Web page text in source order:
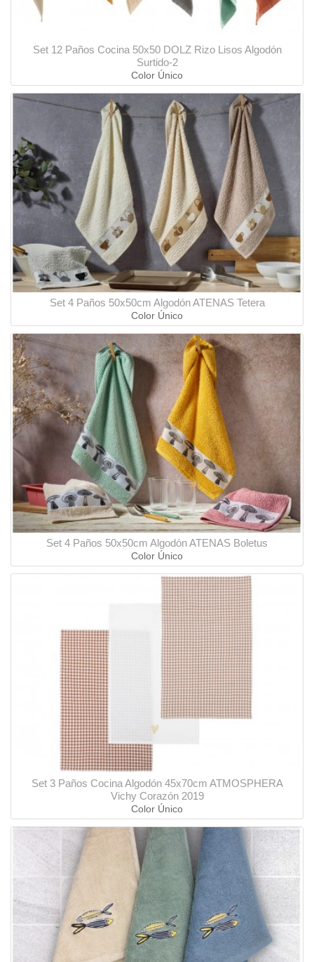
Set 12 Paños Cocina 50x50 DOLZ Rizo Lisos Algodón
Surtido-2
Color Único
Set 4 Paños 50x50cm Algodón ATENAS Tetera
Color Único
Set 4 Paños 50x50cm Algodón ATENAS Boletus
Color Único
Set 3 Paños Cocina Algodón 45x70cm ATMOSPHERA
Vichy Corazón 2019
Color Único